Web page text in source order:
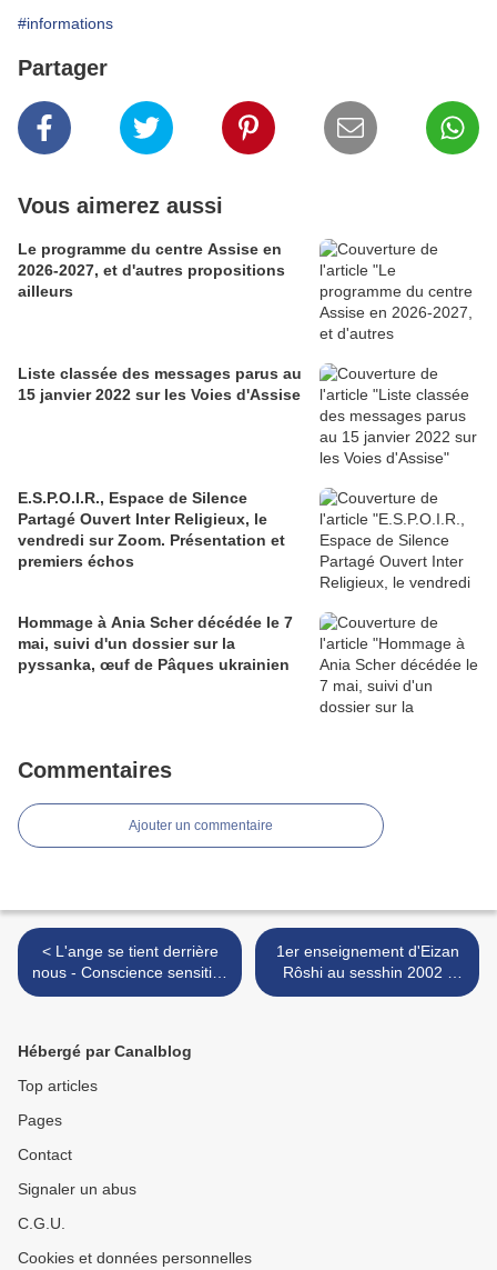
#informations
Partager
Vous aimerez aussi
Le programme du centre Assise en
2026-2027, et d'autres propositions
ailleurs
Liste classée des messages parus au
15 janvier 2022 sur les Voies d'Assise
E.S.P.O.I.R., Espace de Silence
Partagé Ouvert Inter Religieux, le
vendredi sur Zoom. Présentation et
premiers échos
Hommage à Ania Scher décédée le 7
mai, suivi d'un dossier sur la
pyssanka, œuf de Pâques ukrainien
Commentaires
Ajouter un commentaire
< L'ange se tient derrière
nous - Conscience sensitive
dans la nuque - selon Graf
1er enseignement d'Eizan
Rôshi au sesshin 2002 :
Pourquoi nous faut-il faire
Hébergé par Canalblog
Top articles
Pages
Contact
Signaler un abus
C.G.U.
Cookies et données personnelles